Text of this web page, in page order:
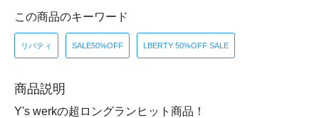
この商品のキーワード
リバティ SALE50%OFF LBERTY 50%OFF SALE
商品説明
Y's werkの超ロングランヒット商品！